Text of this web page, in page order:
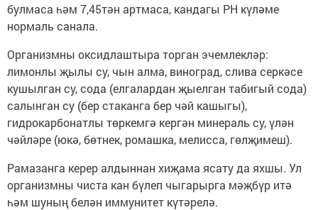
булмаса һәм 7,45тән артмаса, кандагы PH күләме
нормаль санала.
Организмны оксидлаштыра торган эчемлекләр:
лимонлы җылы су, чын алма, виноград, слива серкәсе
кушылган су, сода (елгалардан җыелган табигый сода)
салынган су (бер стаканга бер чәй кашыгы),
гидрокарбонатлы төркемгә кергән минераль су, үлән
чәйләре (юкә, бөтнек, ромашка, мелисса, гөлҗимеш).
Рамазанга керер алдыннан хиҗама ясату да яхшы. Ул
организмны чиста кан бүлеп чыгарырга мәҗбүр итә
һәм шуның белән иммунитет күтәрелә.